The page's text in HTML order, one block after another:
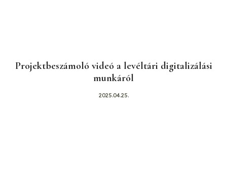
Projektbeszámoló videó a levéltári digitalizálási
munkáról
2025.04.25.